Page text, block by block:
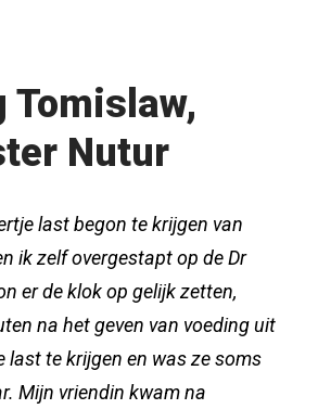
Tomislaw,
Nutur
last begon te krijgen van
ik zelf overgestapt op de Dr
er de klok op gelijk zetten,
na het geven van voeding uit
last te krijgen en was ze soms
Mijn vriendin kwam na